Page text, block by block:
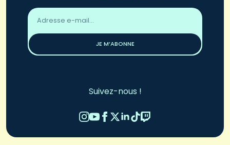
Adresse
email
JE M’ABONNE
Suivez-nous !